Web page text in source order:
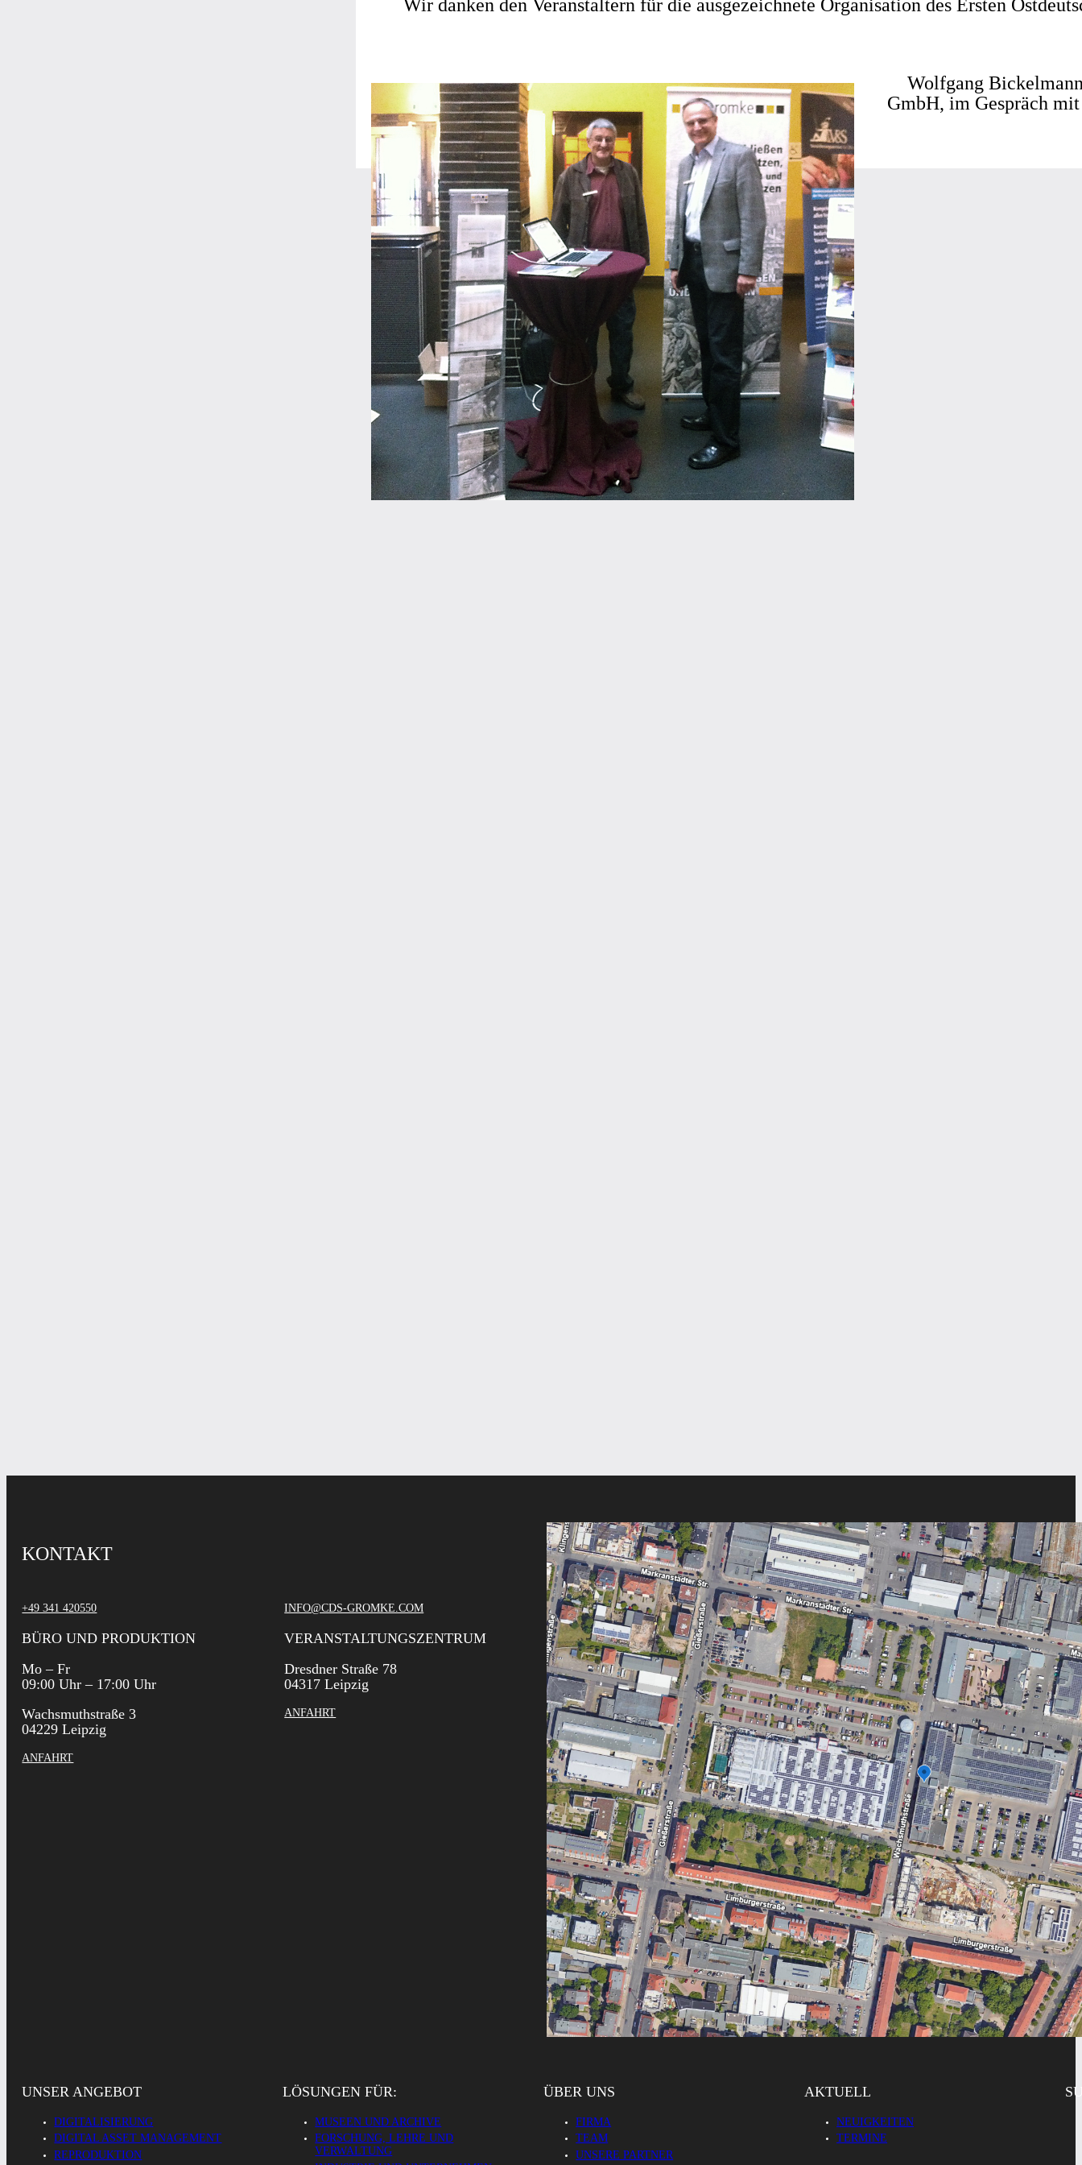
Wir danken den Veranstaltern für die ausgezeichnete Organisation des Ersten
Wolfgang
GmbH, im Gespräch
KONTAKT
+49 341 420550 INFO@CDS-GROMKE.COM
BÜRO UND PRODUKTION
Mo – Fr
09:00 Uhr – 17:00 Uhr
Wachsmuthstraße 3
04229 Leipzig
ANFAHRT
VERANSTALTUNGSZENTRUM
Dresdner Straße 78
04317 Leipzig
ANFAHRT
UNSER ANGEBOT
DIGITALISIERUNG
DIGITAL ASSET MANAGEMENT
REPRODUKTION
LÖSUNGEN FÜR:
MUSEEN UND ARCHIVE
FORSCHUNG, LEHRE UND
VERWALTUNG
ÜBER UNS
FIRMA
TEAM
UNSERE PARTNER
AKTUELL
NEUIGKEITEN
TERMINE